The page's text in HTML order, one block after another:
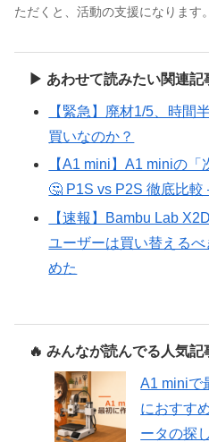
ただくと、活動の支援になります。
▶ あわせて読みたい関連記
【緊急】廃材1/5、時間
買いなのか？
【A1 mini】A1 miniの
🤔 P1S vs P2S 徹底比
【速報】Bambu Lab
ユーザーは買い替える
めた
🔥 みんなが読んでる人気記
A1 miniで
におすす
ータの探